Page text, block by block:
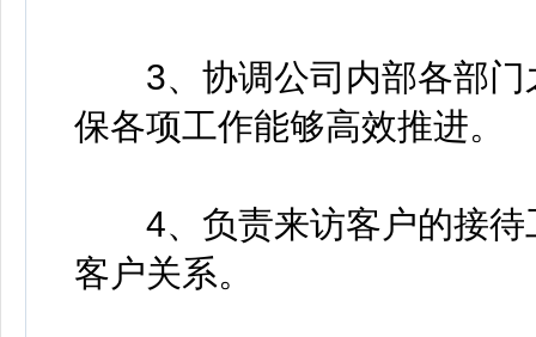
3、协调公司内部各部门
保各项工作能够高效推进。
4、负责来访客户的接待
客户关系。